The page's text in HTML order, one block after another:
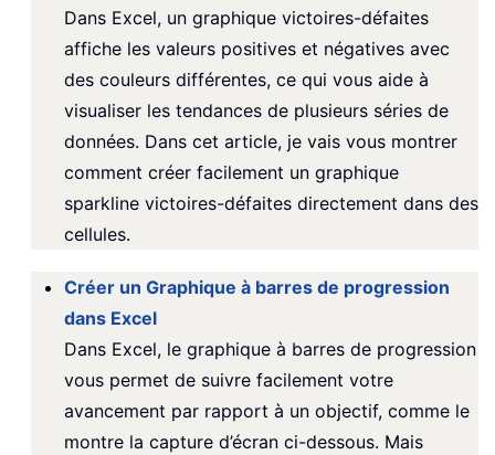
Dans Excel, un graphique victoires-défaites
affiche les valeurs positives et négatives avec
des couleurs différentes, ce qui vous aide à
visualiser les tendances de plusieurs séries de
données. Dans cet article, je vais vous montrer
comment créer facilement un graphique
sparkline victoires-défaites directement dans des
cellules.
Créer un Graphique à barres de progression
dans Excel
Dans Excel, le graphique à barres de progression
vous permet de suivre facilement votre
avancement par rapport à un objectif, comme le
montre la capture d’écran ci-dessous. Mais